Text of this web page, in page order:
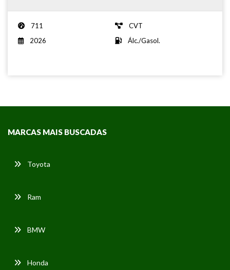
711
CVT
2026
Álc./Gasol.
MARCAS MAIS BUSCADAS
Toyota
Ram
BMW
Honda